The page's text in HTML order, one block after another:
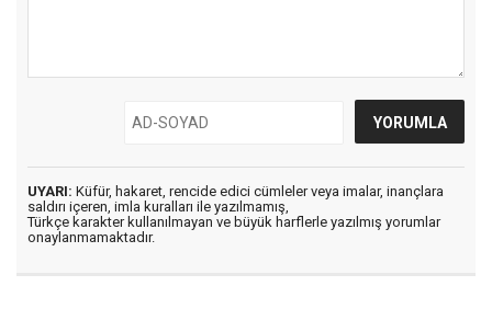
UYARI: Küfür, hakaret, rencide edici cümleler veya imalar, inançlara
saldırı içeren, imla kuralları ile yazılmamış,
Türkçe karakter kullanılmayan ve büyük harflerle yazılmış yorumlar
onaylanmamaktadır.